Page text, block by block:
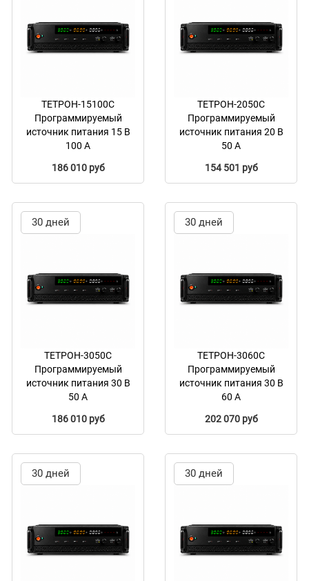
ТЕТРОН-15100С
Программируемый
источник питания 15 В
100 А
186 010 руб
ТЕТРОН-2050С
Программируемый
источник питания 20 В
50 А
154 501 руб
30 дней
ТЕТРОН-3050С
Программируемый
источник питания 30 В
50 А
186 010 руб
30 дней
ТЕТРОН-3060С
Программируемый
источник питания 30 В
60 А
202 070 руб
30 дней 30 дней